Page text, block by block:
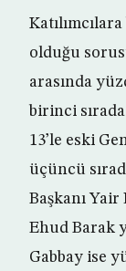
olduğu
arasında
birinci
13’le eski
üçüncü
Başkanı
Ehud Barak
Gabbay ise